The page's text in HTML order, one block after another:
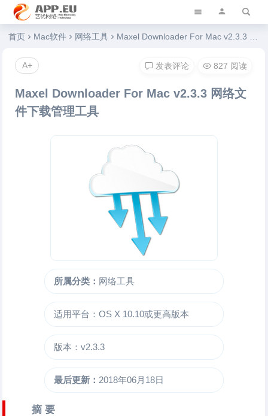
艺优软件乐园
首页 Mac软件 网络工具 Maxel Downloader For Mac v2.3.3 网络文件下载管理工具
Maxel Downloader For Mac v2.3.3 网络文
件下载管理工具
所属分类： 网络工具
适用平台：OS X 10.10或更高版本
版本：v2.3.3
最后更新： 2018年06月18日
摘 要
发表评论 827 阅读
A+